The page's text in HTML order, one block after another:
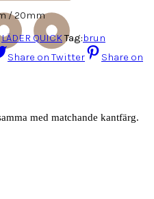
/ 20mm
LÄDER QUICKTag:brun
Share on Twitter
Share on
med matchande kantfärg.